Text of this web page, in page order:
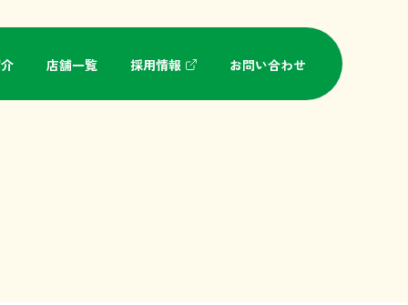
店舗一覧 採用情報 お問い合わせ